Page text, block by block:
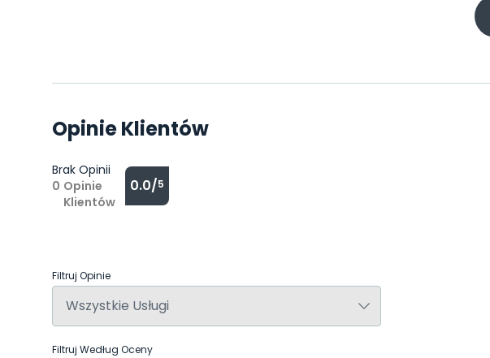
Opinie Klientów
Brak Opinii
0 Opinie
Klientów
0.0/5
Filtruj Opinie
Filtruj Według Oceny